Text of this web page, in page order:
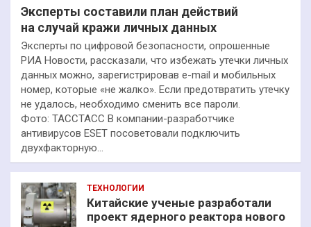
Эксперты составили план действий
на случай кражи личных данных
Эксперты по цифровой безопасности, опрошенные
РИА Новости, рассказали, что избежать утечки личных
данных можно, зарегистрировав e-mail и мобильных
номер, которые «не жалко». Если предотвратить утечку
не удалось, необходимо сменить все пароли.
Фото: ТАССТАСС В компании-разработчике
антивирусов ESET посоветовали подключить
двухфакторную…
ТЕХНОЛОГИИ
Китайские ученые разработали
проект ядерного реактора нового